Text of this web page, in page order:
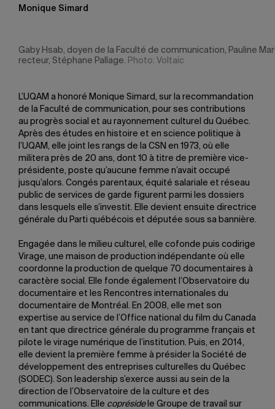
Monique Simard
Gaby Hsab, doyen de la Faculté de communication, Pauline
recteur, Stéphane Pallage. Photo: Voltaic
L’UQAM a honoré Monique Simard, sur la recommandation
de la Faculté de communication, pour ses contributions
au progrès social et au rayonnement culturel du Québec.
Après des études en histoire et en science politique à
l’UQAM, elle joint les rangs de la CSN en 1973, où elle
militera près de 20 ans, dont 10 à titre de première vice-
présidente, poste qu’aucune femme n’avait occupé
jusqu’alors. Congés parentaux, équité salariale et réseau
public de services de garde figurent parmi les dossiers
dans lesquels elle s’investit. Elle devient ensuite directrice
générale du Parti québécois et députée sous sa bannière.
Engagée dans le milieu culturel, elle cofonde puis codirige
Virage, une maison de production indépendante où elle
coordonne la production de quelque 70 documentaires à
caractère social. Elle fonde également l’Observatoire du
documentaire et les Rencontres internationales du
documentaire de Montréal. En 2008, elle met son
expertise au service de l’Office national du film du Canada
en tant que directrice générale du programme français et
pilote le virage numérique de l’institution. Puis, en 2014,
elle devient la première femme à présider la Société de
développement des entreprises culturelles du Québec
(SODEC). Son leadership s’exerce aussi au sein de la
direction de l’Observatoire de la culture et des
communications. Elle coprésidele Groupe de travail sur